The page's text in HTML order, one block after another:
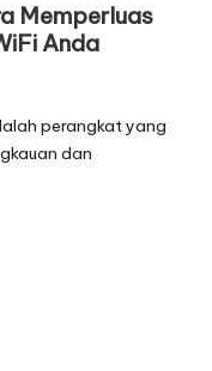
Memperluas
Anda
perangkat yang
dan